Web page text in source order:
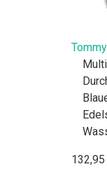
132,95